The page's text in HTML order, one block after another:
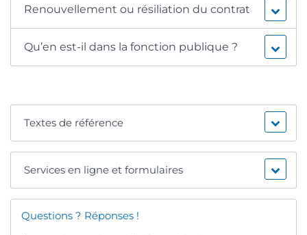
Renouvellement ou résiliation du contrat
Qu’en est-il dans la fonction publique ?
Textes de référence
Services en ligne et formulaires
Questions ? Réponses !